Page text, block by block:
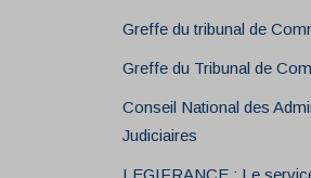
Greffe du tribunal de
Greffe du Tribunal de
Conseil National des
Judiciaires
LEGIFRANCE : Le